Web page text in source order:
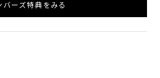
バーズ特典をみる